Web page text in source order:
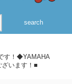
search
す！◆YAMAHA
ざいます！■